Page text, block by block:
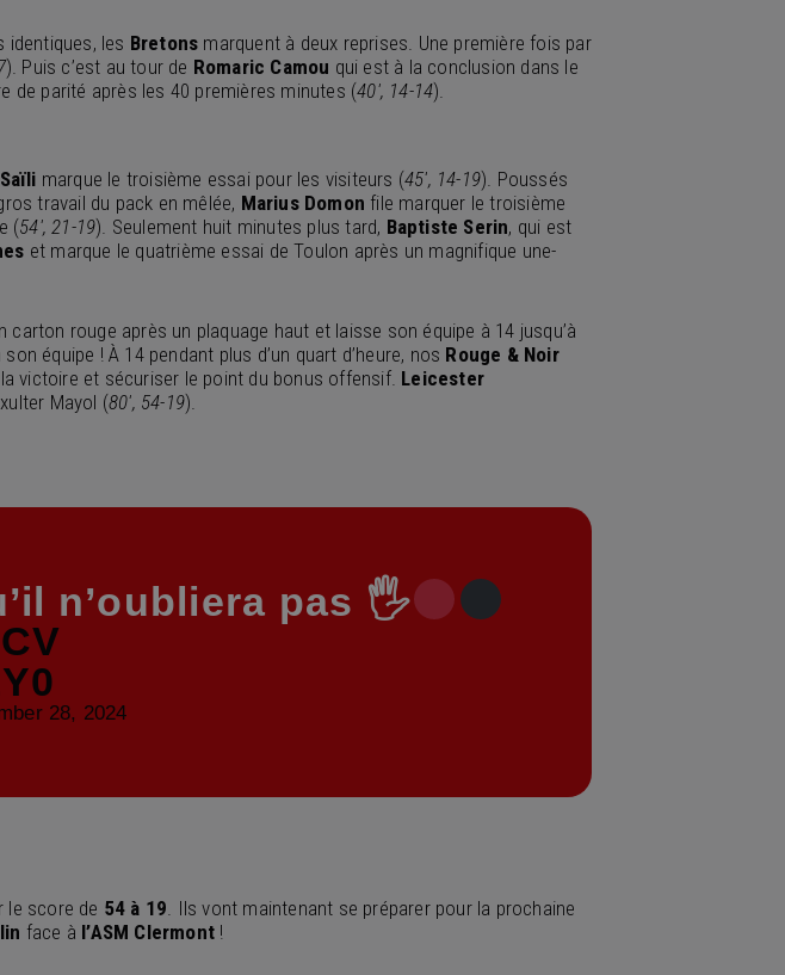
identiques, les Bretons marquent à deux reprises. Une première fois par
). Puis c’est au tour de Romaric Camou qui est à la conclusion dans le
de parité après les 40 premières minutes (40′, 14-14).
marque le troisième essai pour les visiteurs (45′, 14-19). Poussés
travail du pack en mêlée, Marius Domon file marquer le troisième
(54′, 21-19). Seulement huit minutes plus tard, Baptiste Serin, qui est
et marque le quatrième essai de Toulon après un magnifique une-
carton rouge après un plaquage haut et laisse son équipe à 14 jusqu’à
équipe ! À 14 pendant plus d’un quart d’heure, nos Rouge & Noir
victoire et sécuriser le point du bonus offensif. Leicester
Mayol (80′, 54-19).
n’oubliera pas 🖐
28, 2024
le score de 54 à 19. Ils vont maintenant se préparer pour la prochaine
face à l’ASM Clermont !